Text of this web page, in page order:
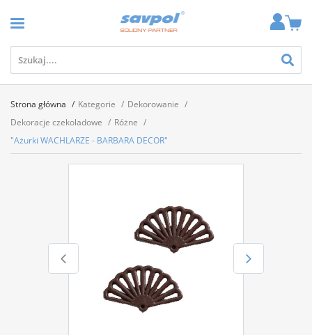
Strona główna Kategorie
Dekorowanie
Dekoracje czekoladowe
Różne
"Ażurki WACHLARZE - BARBARA DECOR"